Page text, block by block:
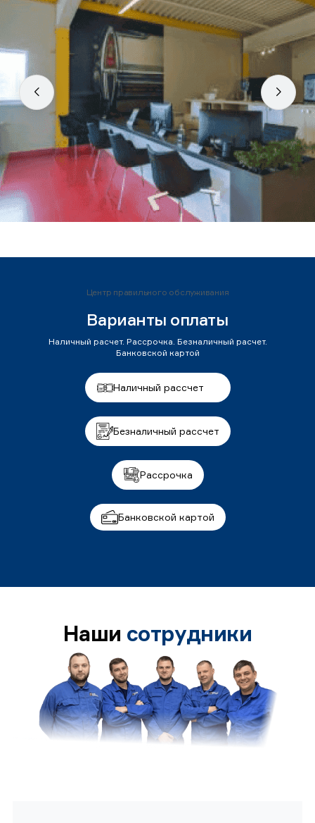
Центр правильного обслуживания
Варианты оплаты
Наличный расчет. Рассрочка. Безналичный расчет.
Банковской картой
Наличный рассчет
Безналичный рассчет
Рассрочка
Банковской картой
Наши сотрудники